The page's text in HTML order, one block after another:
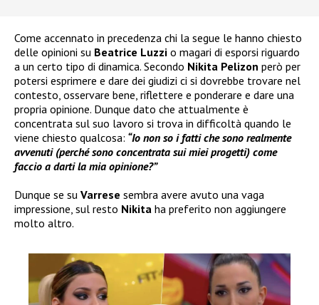
Come accennato in precedenza chi la segue le hanno chiesto
delle opinioni su Beatrice Luzzi o magari di esporsi riguardo
a un certo tipo di dinamica. Secondo Nikita Pelizon però per
potersi esprimere e dare dei giudizi ci si dovrebbe trovare nel
contesto, osservare bene, riflettere e ponderare e dare una
propria opinione. Dunque dato che attualmente è
concentrata sul suo lavoro si trova in difficoltà quando le
viene chiesto qualcosa: “Io non so i fatti che sono realmente
avvenuti (perché sono concentrata sui miei progetti) come
faccio a darti la mia opinione?”
Dunque se su Varrese sembra avere avuto una vaga
impressione, sul resto Nikita ha preferito non aggiungere
molto altro.